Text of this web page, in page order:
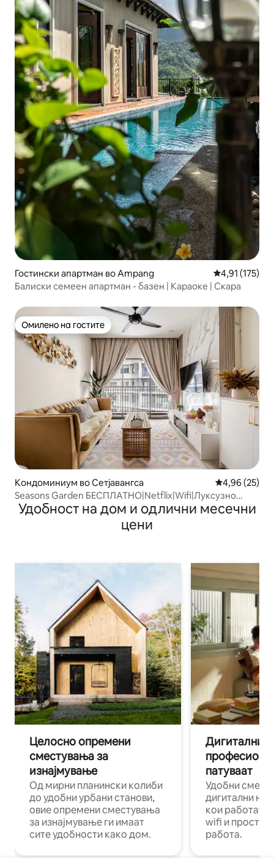
Гостински апартман во Ampang Просечна
4,91 (175)
Балиски семеен апартман - базен | Караоке | Скара
Омилено на гостите
Омилено на гостите
Кондоминиум во Сетјавангса Просечна
4,96 (25)
Seasons Garden БЕСПЛАТНО|Netflix|Wifi|Луксузно
сместување во KL
Удобност на дом и одлични месечни
цени
Целосно опремени
сместувања за
изнајмување
Од мирни планински колиби
до удобни урбани станови,
овие опремени сместувања
за изнајмување ги имаат
сите удобности како дом.
Дигитални
патуваат
Удобни
дигитални
кои работат
wifi и
работа.